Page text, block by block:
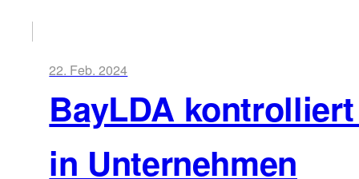
22. Feb. 2024
BayLDA
in Unternehmen